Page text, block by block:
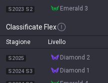
S2023 S2 emerald 3
Classificate Flex
Stagione Livello
S2025 diamond 2
S2024 S3 diamond 1